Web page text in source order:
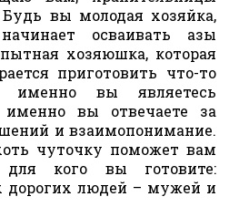
вы молодая хозяйка,
осваивать азы
хозяюшка, которая
приготовить что-то
именно вы являетесь
вы отвечаете за
и взаимопонимание.
чуточку поможет вам
для кого вы готовите:
людей – мужей и